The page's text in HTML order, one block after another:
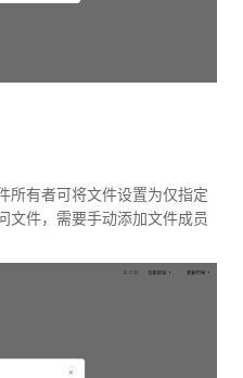
所有者可将文件设置为仅指定
文件，需要手动添加文件成员